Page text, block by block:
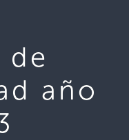
de
año